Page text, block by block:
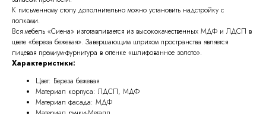
К письменному столу дополнительно можно установить надстройку с
полками.
Вся мебель «Сиена» изготавливается из высококачественных МДФ и ЛДСП в
цвете «береза бежевая». Завершающим штрихом пространства является
лицевая премиум-фурнитура в оттенке «шлифованное золото».
Характеристики:
Цвет: Береза бежевая
Материал корпуса: ЛДСП, МДФ
Материал фасада: МДФ